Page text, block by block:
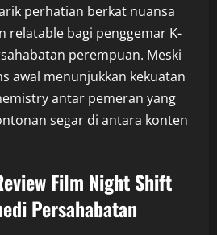
perhatian berkat nuansa
relatable bagi penggemar K-
perempuan. Meski
awal menunjukkan kekuatan
antar pemeran yang
segar di antara konten
Film Night Shift
Persahabatan